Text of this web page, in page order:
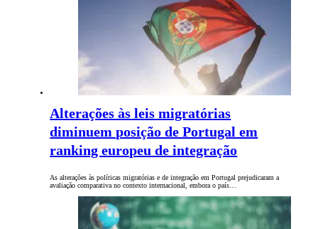
Alterações às leis migratórias
diminuem posição de Portugal em
ranking europeu de integração
As alterações às políticas migratórias e de integração em Portugal prejudicaram a
avaliação comparativa no contexto internacional, embora o país…